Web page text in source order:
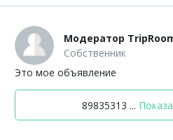
Модератор
Собственник
Это мое объявление
89835313 ...